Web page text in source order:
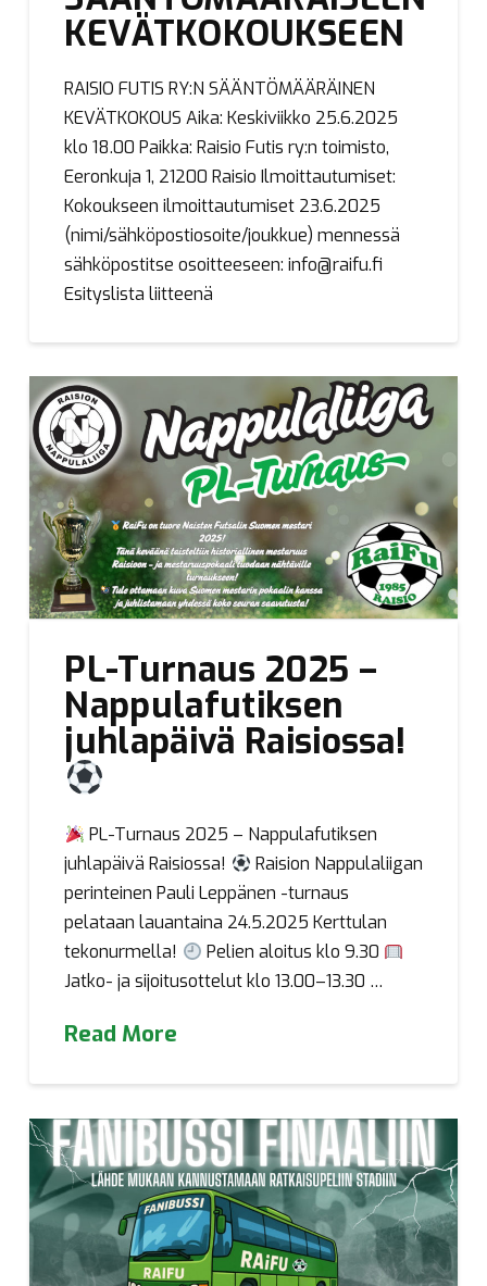
KEVÄTKOKOUKSEEN
RAISIO FUTIS RY:N SÄÄNTÖMÄÄRÄINEN
KEVÄTKOKOUS Aika: Keskiviikko 25.6.2025
klo 18.00 Paikka: Raisio Futis ry:n toimisto,
Eeronkuja 1, 21200 Raisio Ilmoittautumiset:
Kokoukseen ilmoittautumiset 23.6.2025
(nimi/sähköpostiosoite/joukkue) mennessä
sähköpostitse osoitteeseen: info@raifu.fi
Esityslista liitteenä
PL-Turnaus 2025 –
Nappulafutiksen
juhlapäivä Raisiossa!
PL-Turnaus 2025 – Nappulafutiksen
juhlapäivä Raisiossa!
Raision Nappulaliigan
perinteinen Pauli Leppänen -turnaus
pelataan lauantaina 24.5.2025 Kerttulan
tekonurmella!
Pelien aloitus klo 9.30
Jatko- ja sijoitusottelut klo 13.00–13.30 …
Read More